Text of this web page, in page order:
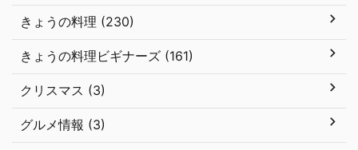
きょうの料理 (230)
きょうの料理ビギナーズ (161)
クリスマス (3)
グルメ情報 (3)